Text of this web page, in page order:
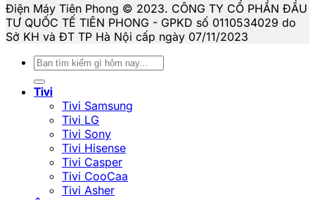
Điện Máy Tiên Phong © 2023. CÔNG TY CỔ PHẦN ĐẦU
TƯ QUỐC TẾ TIÊN PHONG - GPKD số 0110534029 do
Sở KH và ĐT TP Hà Nội cấp ngày 07/11/2023
Tìm
kiếm:
Tivi
Tivi Samsung
Tivi LG
Tivi Sony
Tivi Hisense
Tivi Casper
Tivi CooCaa
Tivi Asher